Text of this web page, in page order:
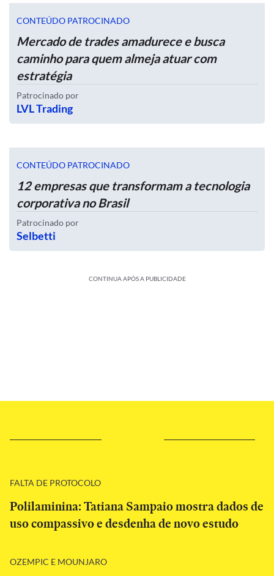
CONTEÚDO PATROCINADO
Mercado de trades amadurece e busca
caminho para quem almeja atuar com
estratégia
Patrocinado por
LVL Trading
CONTEÚDO PATROCINADO
12 empresas que transformam a tecnologia
corporativa no Brasil
Patrocinado por
Selbetti
CONTINUA APÓS A PUBLICIDADE
FALTA DE PROTOCOLO
Polilaminina: Tatiana Sampaio mostra dados de
uso compassivo e desdenha de novo estudo
OZEMPIC E MOUNJARO